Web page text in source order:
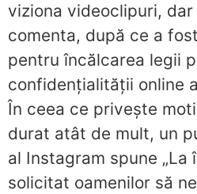
viziona videoclipuri,
comenta, după ce a
pentru încălcarea legii
confidențialității online
În ceea ce privește
durat atât de mult, un
al Instagram spune „La
solicitat oamenilor să